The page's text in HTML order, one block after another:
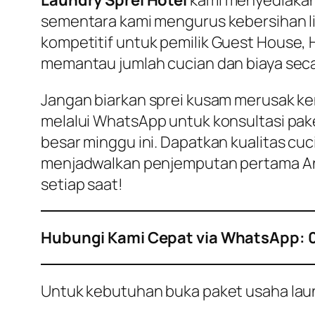
sementara kami mengurus kebersihan
kompetitif untuk pemilikGuest House,
memantau jumlah cucian dan biaya
Jangan biarkan sprei kusam merusak
melalui WhatsApp untuk konsultasi
besar minggu ini. Dapatkan kualitas
menjadwalkan penjemputan pertama
setiap saat!
Hubungi Kami Cepat via WhatsApp:
Untuk kebutuhan buka paket usaha